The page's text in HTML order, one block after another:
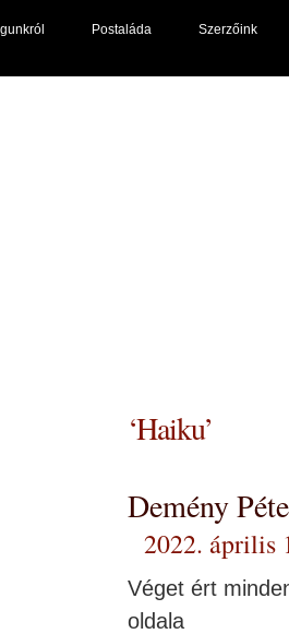
Postaláda Szerzőink
‘Haiku’
Demény
2022. április
Véget ért
oldala